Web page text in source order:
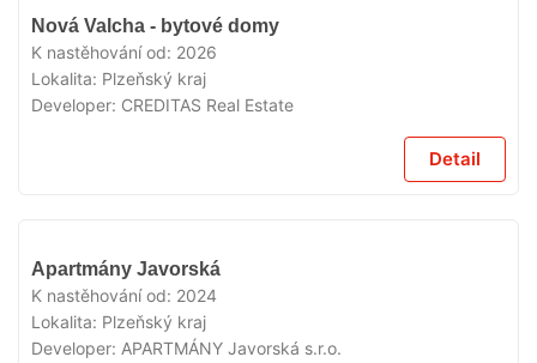
Nová Valcha - bytové domy
K nastěhování od: 2026
Lokalita: Plzeňský kraj
Developer: CREDITAS Real Estate
Detail
Apartmány Javorská
K nastěhování od: 2024
Lokalita: Plzeňský kraj
Developer: APARTMÁNY Javorská s.r.o.